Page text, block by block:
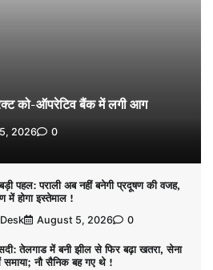
को-ऑपरेटिव बैंक में लगी आग
2026 0
पहल: पराली अब नहीं बनेगी प्रदूषण की वजह,
में होगा इस्तेमाल !
August 5, 2026 0
तेलगाड में बनी झील से फिर बढ़ा खतरा, सेना
नौ सैनिक बह गए थे !